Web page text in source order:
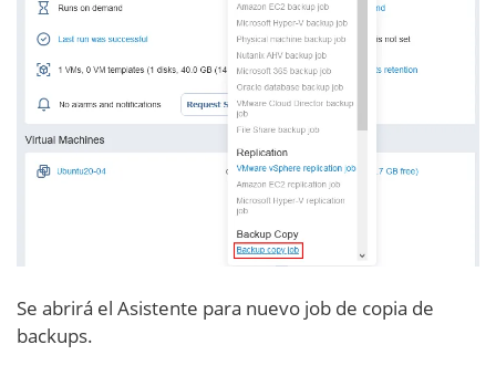
Se abrirá el Asistente para nuevo job de copia de
backups.